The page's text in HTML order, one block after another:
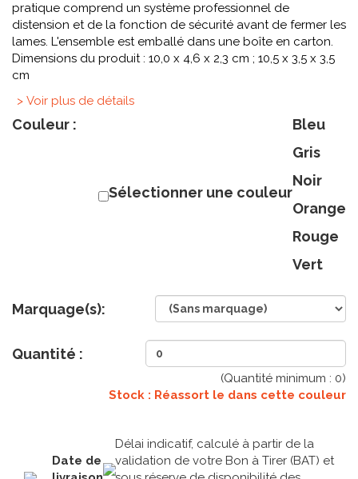
pratique comprend un système professionnel de
distension et de la fonction de sécurité avant de fermer les
lames. L'ensemble est emballé dans une boîte en carton.
Dimensions du produit : 10,0 x 4,6 x 2,3 cm ; 10,5 x 3,5 x 3,5
cm
> Voir plus de détails
Couleur :
Sélectionner une couleur
Bleu
Gris
Noir
Orange
Rouge
Vert
Marquage(s):
Quantité :
(Quantité minimum : 0)
Stock : Réassort le dans cette couleur
Date de
Délai indicatif, calculé à partir de la
validation de votre Bon à Tirer (BAT) et